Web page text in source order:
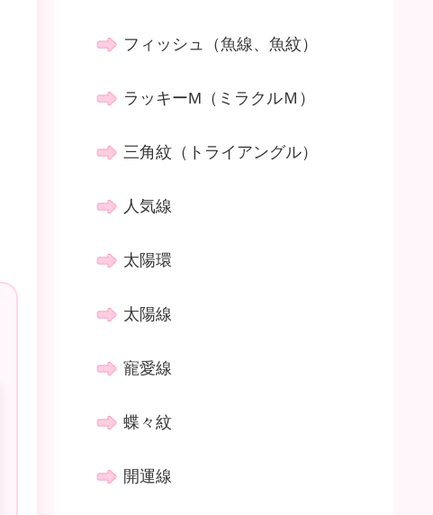
フィッシュ（魚線、魚紋）
ラッキーM（ミラクルＭ）
三角紋（トライアングル）
人気線
太陽環
太陽線
寵愛線
蝶々紋
開運線